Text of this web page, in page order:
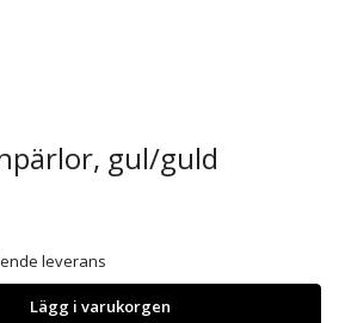
gul/guld
leverans
Lägg i varukorgen